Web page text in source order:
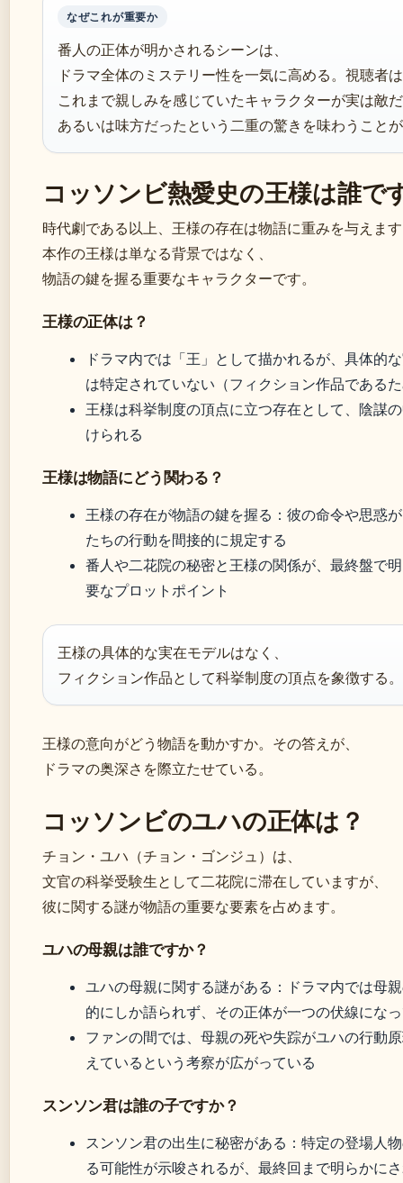
なぜこれが重要か
番人の正体が明かされるシーンは、
ドラマ全体のミステリー性を一気に高める。視聴者
これまで親しみを感じていたキャラクターが実は敵
あるいは味方だったという二重の驚きを味わうこと
コッソンビ熱愛史の王様は誰で
時代劇である以上、王様の存在は物語に重みを与えま
本作の王様は単なる背景ではなく、
物語の鍵を握る重要なキャラクターです。
王様の正体は？
ドラマ内では「王」として描かれるが、具体的
は特定されていない（フィクション作品である
王様は科挙制度の頂点に立つ存在として、陰謀
けられる
王様は物語にどう関わる？
王様の存在が物語の鍵を握る：彼の命令や思惑
たちの行動を間接的に規定する
番人や二花院の秘密と王様の関係が、最終盤で
要なプロットポイント
王様の具体的な実在モデルはなく、
フィクション作品として科挙制度の頂点を象徴する。
王様の意向がどう物語を動かすか。その答えが、
ドラマの奥深さを際立たせている。
コッソンビのユハの正体は？
チョン・ユハ（チョン・ゴンジュ）は、
文官の科挙受験生として二花院に滞在していますが、
彼に関する謎が物語の重要な要素を占めます。
ユハの母親は誰ですか？
ユハの母親に関する謎がある：ドラマ内では母
的にしか語られず、その正体が一つの伏線にな
ファンの間では、母親の死や失踪がユハの行動
えているという考察が広がっている
スンソン君は誰の子ですか？
スンソン君の出生に秘密がある：特定の登場人
る可能性が示唆されるが、最終回まで明らかに